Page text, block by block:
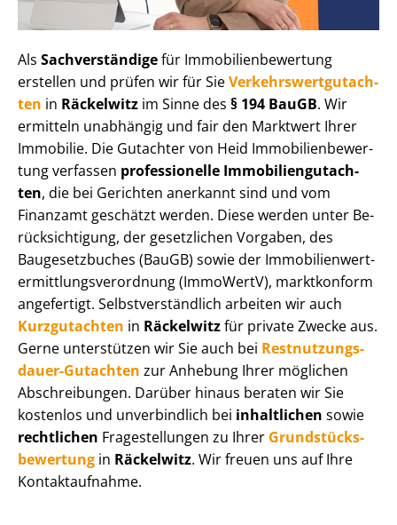
Als Sachverständigefür Im­mo­bi­li­en­be­wer­tung
erstellen und prüfen wir für SieVer­kehrs­wert­gut­ach­
ten in Räckelwitz im Sinne des § 194 BauGB. Wir
ermitteln unabhängig und fair den Marktwert Ihrer
Immobilie. Die Gutachter von Heid Im­mo­bi­li­en­be­wer­
tung verfassen professionelle Im­mo­bi­li­en­gut­ach­
ten, die bei Gerichten anerkannt sind und vom
Finanzamt geschätzt werden. Diese werden unter Be­
rück­sich­ti­gung, der gesetzlichen Vorgaben, des
Baugesetzbuches (BauGB) sowie der Im­mo­bi­li­en­wert­
ermitt­lungs­ver­ord­nung (ImmoWertV), marktkonform
angefertigt. Selbst­ver­ständ­lich arbeiten wir auch
Kurzgutachten in Räckelwitzfür private Zwecke aus.
Gerne unterstützen wir Sie auch bei Rest­nut­zungs­
dau­er-Gutachten zur Anhebung Ihrer möglichen
Abschreibungen. Darüber hinaus beraten wir Sie
kostenlos und unverbindlich bei inhaltlichen sowie
rechtlichen Fragestellungen zu Ihrer Grund­stücks­
be­wer­tung in Räckelwitz. Wir freuen uns auf Ihre
Kontaktaufnahme.